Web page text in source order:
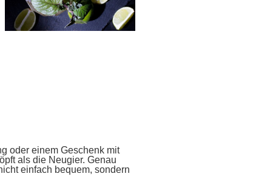
oder einem Geschenk mit
als die Neugier. Genau
einfach bequem, sondern